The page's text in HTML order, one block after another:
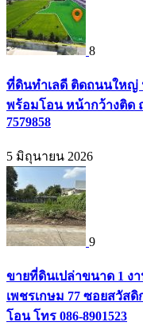
8
ที่ดินทำเลดี ติดถนนใหญ่
พร้อมโอน หน้ากว้างติด
7579858
5 มิถุนายน 2026
9
ขายที่ดินเปล่าขนาด 1 ง
เพชรเกษม 77 ซอยสวัสดิ
โอน โทร 086-8901523